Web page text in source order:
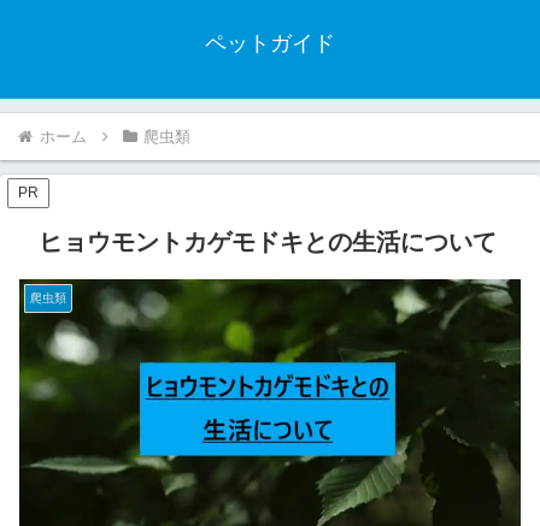
ペットガイド
ホーム 爬虫類
PR
ヒョウモントカゲモドキとの生活について
爬虫類